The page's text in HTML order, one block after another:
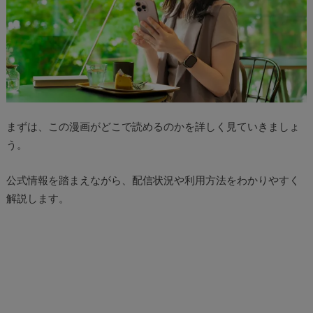
まずは、この漫画がどこで読めるのかを詳しく見ていきましょ
う。
公式情報を踏まえながら、配信状況や利用方法をわかりやすく
解説します。